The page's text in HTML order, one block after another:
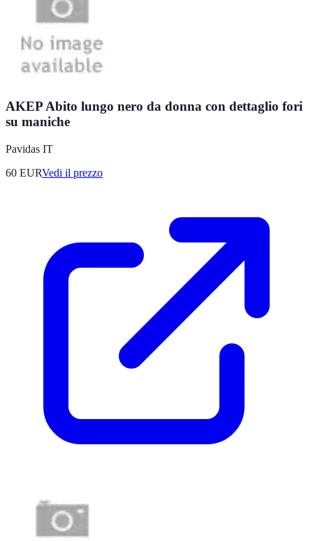
AKEP Abito lungo nero da donna con dettaglio fori
su maniche
Pavidas IT
60 EURVedi il prezzo